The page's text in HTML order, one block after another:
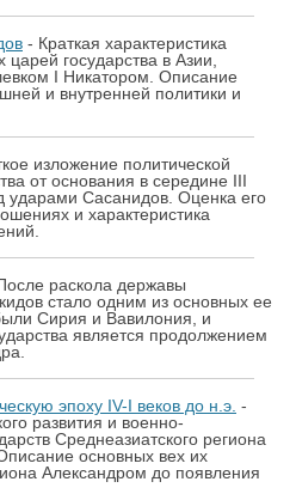
- Краткая характеристика
государства в Азии,
I Никатором. Описание
и внутренней политики и
изложение политической
от основания в середине III
ударами Сасанидов. Оценка его
и характеристика
раскола державы
стало одним из основных ее
Сирия и Вавилония, и
является продолжением
эпоху IV-I веков до н.э. -
развития и военно-
Среднеазиатского региона
основных вех их
Александром до появления